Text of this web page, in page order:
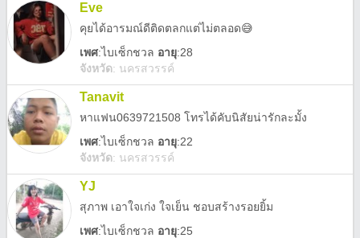
Eve
คุยได้อารมณ์ดีติดตลกแต่ไม่ตลอด😅
เพศ:ไบเซ็กชวล อายุ:28
จังหวัด: นครสวรรค์
Tanavit
หาแฟน0639721508 โทรได้คับนิสัยน่ารักละมั้ง
เพศ:ไบเซ็กชวล อายุ:22
จังหวัด: นครสวรรค์
YJ
สุภาพ เอาใจเก่ง ใจเย็น ชอบสร้างรอยยิ้ม
เพศ:ไบเซ็กชวล อายุ:25